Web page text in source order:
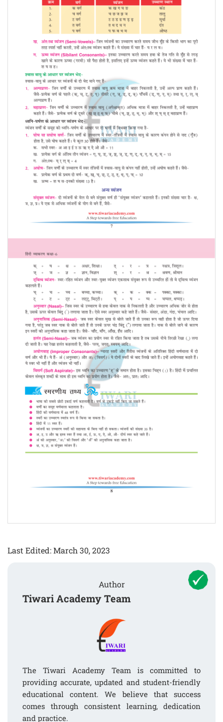
Last Edited: March 30, 2023
Author
Tiwari Academy Team
The Tiwari Academy Team is committed to
providing accurate, updated and student-friendly
educational content. We believe that success
comes through consistent learning, dedication
and practice.